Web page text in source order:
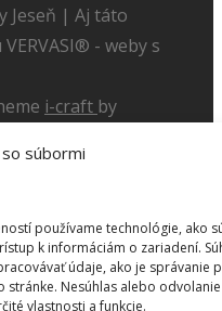
súbormi
používame technológie, ako
k informáciám o zariadení.
údaje, ako je správanie
stránke. Nesúhlas alebo odvolanie
vlastnosti a funkcie.
Jeseň | Aj táto
- weby s
i-craft by